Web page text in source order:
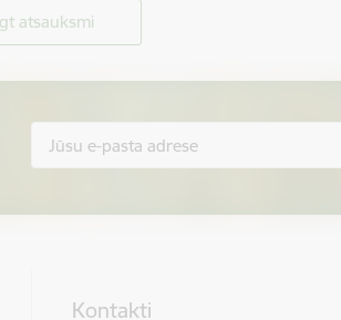
atsauksmi
Kontakti